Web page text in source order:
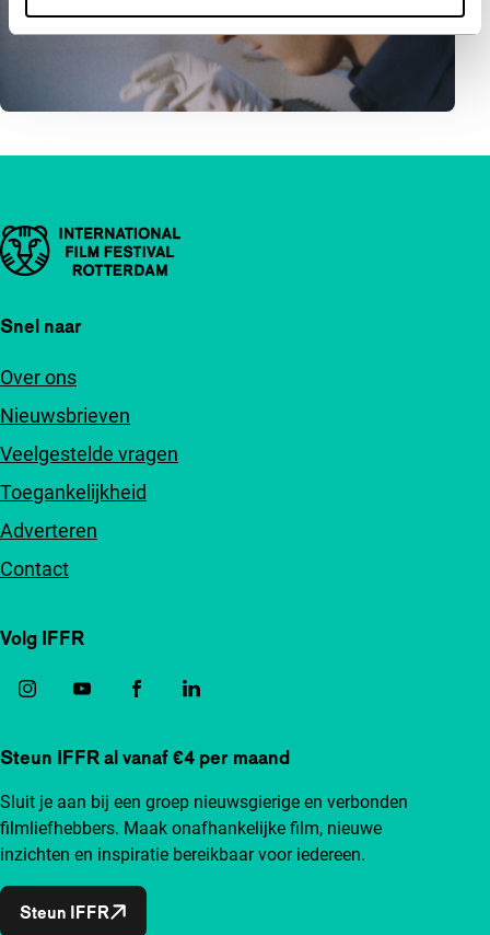
Belangrijke links
Snel naar
Over ons
Nieuwsbrieven
Veelgestelde vragen
Toegankelijkheid
Adverteren
Contact
Volg IFFR
Steun IFFR al vanaf €4 per maand
Sluit je aan bij een groep nieuwsgierige en verbonden
filmliefhebbers. Maak onafhankelijke film, nieuwe
inzichten en inspiratie bereikbaar voor iedereen.
Steun IFFR